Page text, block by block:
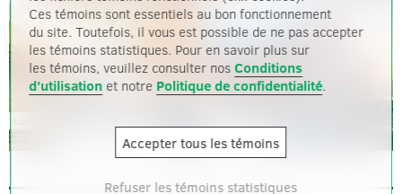
des Sources
Ces témoins sont essentiels au bon fonctionnement
du site. Toutefois, il vous est possible de ne pas accepter
les témoins statistiques. Pour en savoir plus sur
les témoins, veuillez consulter nosConditions
d'utilisation et notre Politique de confidentialité.
Accepter tous les témoins
Refuser les témoins statistiques